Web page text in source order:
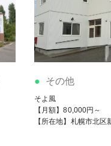
その他
そよ風
【月額】80,000円～
【所在地】札幌市北